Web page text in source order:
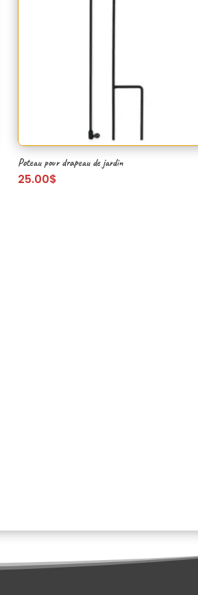
Poteau pour drapeau de jardin
25.00$